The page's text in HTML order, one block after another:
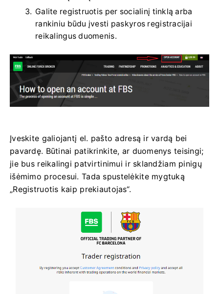
Galite registruotis per socialinį tinklą arba
rankiniu būdu įvesti paskyros registracijai
reikalingus duomenis.
Įveskite galiojantį el. pašto adresą ir vardą bei
pavardę. Būtinai patikrinkite, ar duomenys teisingi;
jie bus reikalingi patvirtinimui ir sklandžiam pinigų
išėmimo procesui. Tada spustelėkite mygtuką
„Registruotis kaip prekiautojas“.